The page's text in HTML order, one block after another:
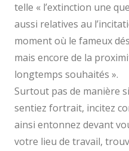
telle « l’extinction une
aussi relatives au
moment où le fameux
mais encore de la
longtemps souhaités ».
Surtout pas de manière
sentiez fortrait, incitez
ainsi entonnez devant
votre lieu de travail,